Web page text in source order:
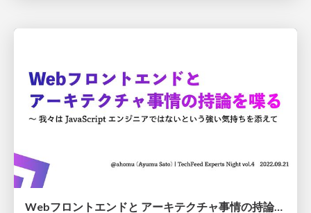
Webフロントエンドと アーキテクチャ事情の持論を喋る